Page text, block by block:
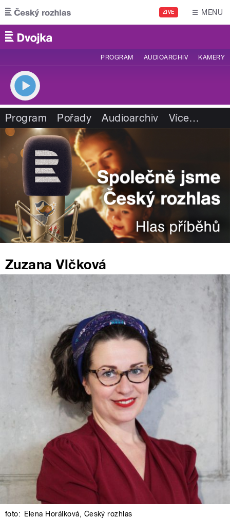
Přejít k hlavnímu obsahu
ŽIVĚ MENU
PROGRAM AUDIOARCHIV KAMERY
Program Pořady Audioarchiv Více…
Zuzana Vlčková
foto: Elena Horálková, Český rozhlas